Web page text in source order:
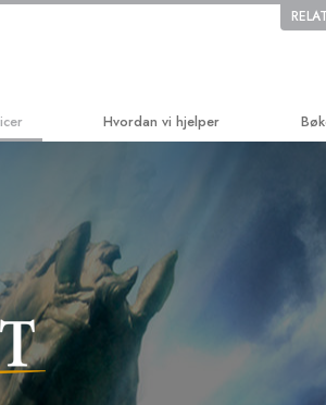
kommunikasjon
Hvordan vi hjelper
Criminon
Narconon
Sannheten om stoff
United for Human Rights
Introduserende
Begynnerservicer